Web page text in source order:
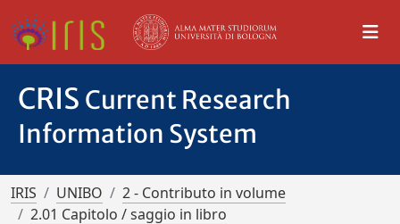
CRIS Current Research
Information System
IRIS UNIBO
2 - Contributo in volume
2.01 Capitolo / saggio in libro